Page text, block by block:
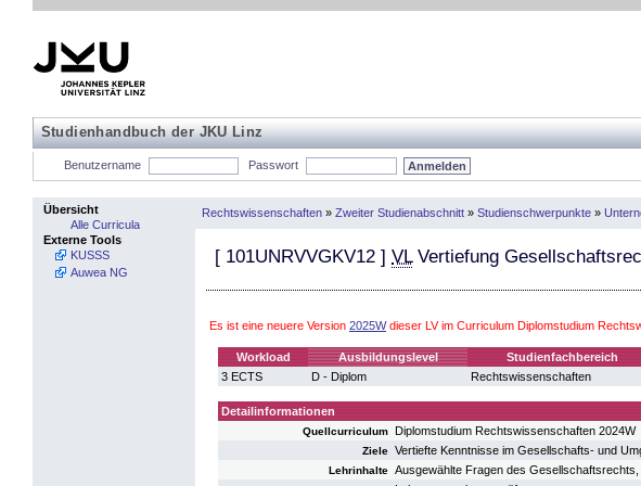
Studienhandbuch der JKU Linz
Benutzername Passwort
Übersicht
Alle Curricula
Externe Tools
KUSSS
Auwea NG
Rechtswissenschaften » Zweiter Studienabschnitt » Studienschwerpunkte »
[ 101UNRVVGKV12 ] VLVertiefung
Es ist eine neuere Version 2025Wdieser LV im Curriculum Diplomstudium
Workload Ausbildungslevel Studienfachbereich
3 ECTS
D - Diplom Rechtswissenschaften
Detailinformationen
Quellcurriculum Diplomstudium Rechtswissenschaften 2024W
Ziele Vertiefte Kenntnisse im Gesellschafts- und
Lehrinhalte Ausgewählte Fragen des